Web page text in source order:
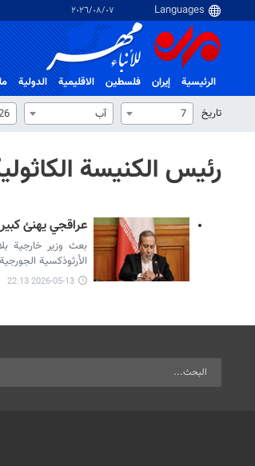
٠٧‏/٠٨‏/٢٠٢٦
الرئيسية إيران فلسطین الاقلیمیة الدولية
تاریخ
7 آب
رئيس الكنيسة
عراقجي يهنئ
بعث وزير خارجية
الأرثوذكسية
2026-05-13 22:13